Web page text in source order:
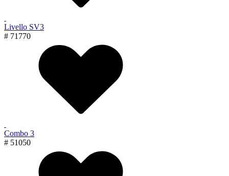
Livello SV3
# 71770
Combo 3
# 51050